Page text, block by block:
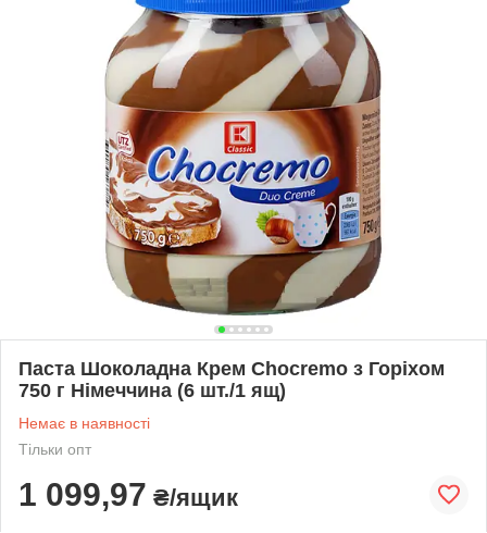
Паста Шоколадна Крем Chocremo з Горіхом
750 г Німеччина (6 шт./1 ящ)
Немає в наявності
Тільки опт
1 099,97 ₴/ящик